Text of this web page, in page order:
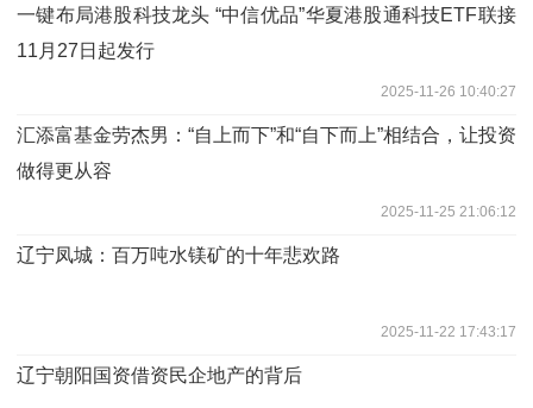
一键布局港股科技龙头 “中信优品”华夏港股通科技ETF联接
11月27日起发行
2025-11-26 10:40:27
汇添富基金劳杰男：“自上而下”和“自下而上”相结合，让投资
做得更从容
2025-11-25 21:06:12
辽宁凤城：百万吨水镁矿的十年悲欢路
2025-11-22 17:43:17
辽宁朝阳国资借资民企地产的背后